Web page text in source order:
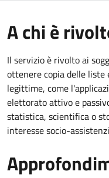
A chi è
Il servizio è rivolto ai
ottenere copia delle
legittime, come
elettorato attivo e
statistica, scientifica o
interesse socio-